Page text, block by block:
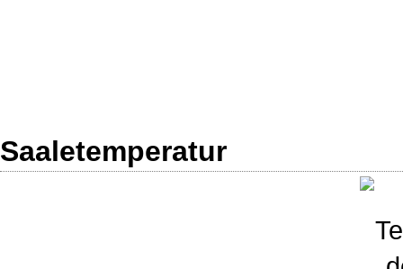
Saaletemperatur